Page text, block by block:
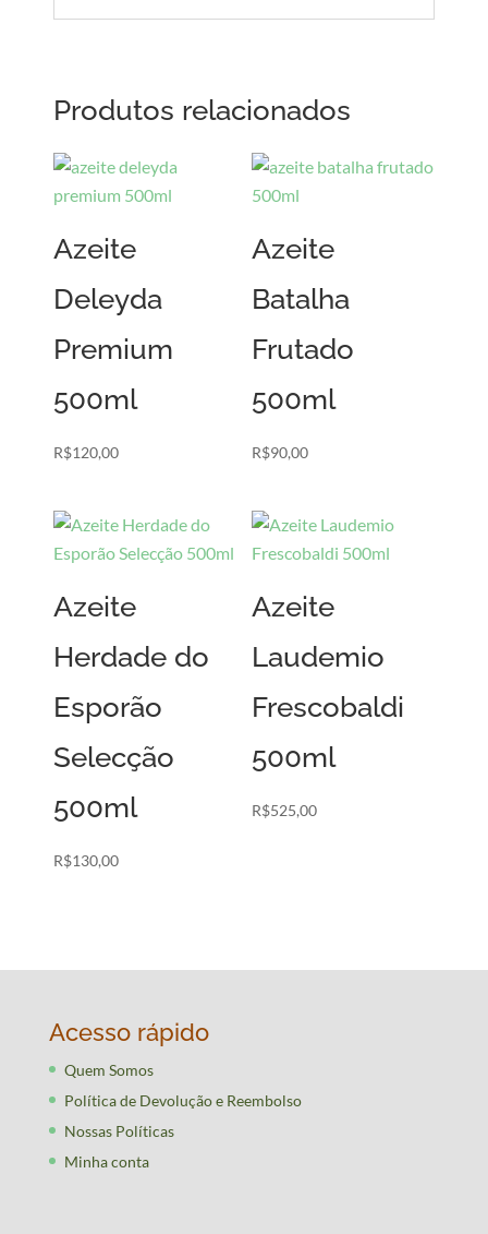
Produtos relacionados
Azeite
Deleyda
Premium
500ml
R$120,00
Azeite
Batalha
Frutado
500ml
R$90,00
Azeite
Herdade do
Esporão
Selecção
500ml
R$130,00
Azeite
Laudemio
Frescobaldi
500ml
R$525,00
Acesso rápido
Quem Somos
Política de Devolução e Reembolso
Nossas Políticas
Minha conta